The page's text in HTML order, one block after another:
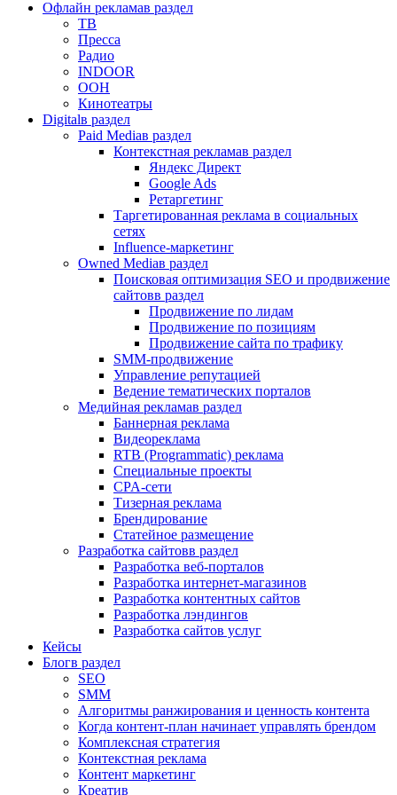
Офлайн рекламав раздел
ТВ
Пресса
Радио
INDOOR
OOH
Кинотеатры
Digitalв раздел
Paid Mediaв раздел
Контекстная рекламав раздел
Яндекс Директ
Google Ads
Ретаргетинг
Таргетированная реклама в социальных
сетях
Influence-маркетинг
Owned Mediaв раздел
Поисковая оптимизация SEO и продвижение
сайтовв раздел
Продвижение по лидам
Продвижение по позициям
Продвижение сайта по трафику
SMM-продвижение
Управление репутацией
Ведение тематических порталов
Медийная рекламав раздел
Баннерная реклама
Видеореклама
RTB (Programmatic) реклама
Специальные проекты
CPA-сети
Тизерная реклама
Брендирование
Статейное размещение
Разработка сайтовв раздел
Разработка веб-порталов
Разработка интернет-магазинов
Разработка контентных сайтов
Разработка лэндингов
Разработка сайтов услуг
Кейсы
Блогв раздел
SEO
SMM
Алгоритмы ранжирования и ценность контента
Когда контент-план начинает управлять брендом
Комплексная стратегия
Контекстная реклама
Контент маркетинг
Креатив